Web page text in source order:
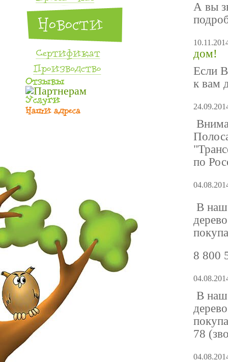
А вы
дом!
Если
к вам
по
В
8 800
В
78